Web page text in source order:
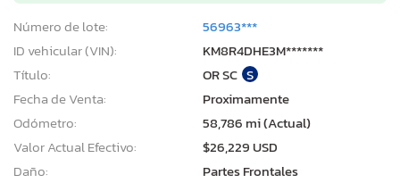
Número de lote:
56963***
ID vehicular (VIN):
KM8R4DHE3M*******
Título:
OR SC S
Fecha de Venta:
Proximamente
Odómetro:
58,786 mi (Actual)
Valor Actual Efectivo:
$26,229 USD
Daño:
Partes Frontales